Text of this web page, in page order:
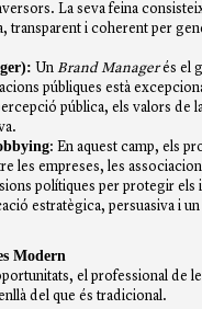
La seva feina
transparent i coherent per
): Un Brand Managerés el
públiques està
pública, els valors de
: En aquest camp, els
les empreses, les
polítiques per protegir els
estratègica, persuasiva i
Modern
el professional de
del que és tradicional.